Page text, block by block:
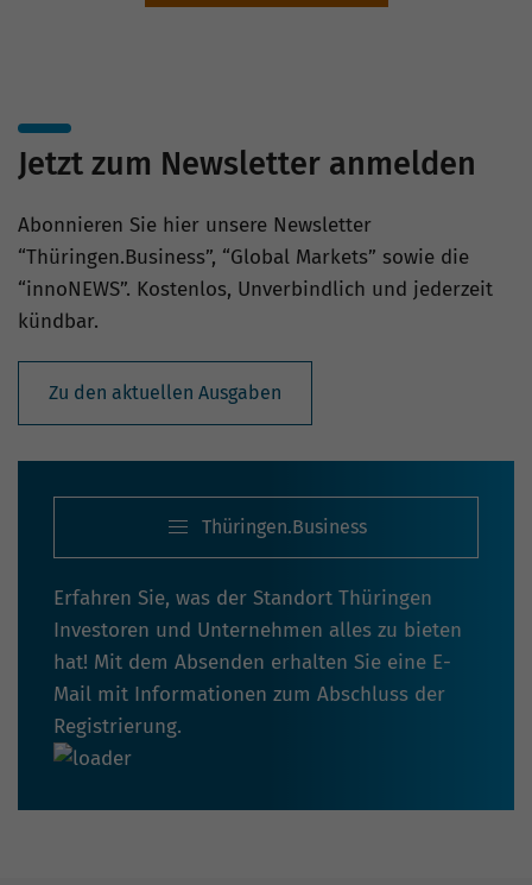
Jetzt zum Newsletter anmelden
Abonnieren Sie hier unsere Newsletter
“Thüringen.Business”, “Global Markets” sowie die
“innoNEWS”. Kostenlos, Unverbindlich und jederzeit
kündbar.
Zu den aktuellen Ausgaben
Thüringen.Business
Erfahren Sie, was der Standort Thüringen
Investoren und Unternehmen alles zu bieten
hat! Mit dem Absenden erhalten Sie eine E-
Mail mit Informationen zum Abschluss der
Registrierung.